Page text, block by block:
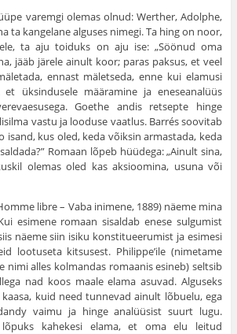
varemgi olemas olnud: Werther, Adolphe,
ta kangelane alguses nimegi. Ta hing on noor,
ta aju toiduks on aju ise: „Söönud oma
jääb järele ainult koor; paras paksus, et veel
ennast mäletseda, enne kui elamusi
üksindusele määramine ja eneseanalüüs
Goethe andis retsepte hinge
vastu ja looduse vaatlus. Barrés soovitab
isand, kus oled, keda võiksin armastada, keda
Romaan lõpeb hüüdega: „Ainult sina,
olemas oled kas aksioomina, usuna või
libre – Vaba inimene, 1889) näeme mina
esimene romaan sisaldab enese sulgumist
näeme siin isiku konstitueerumist ja esimesi
lootuseta kitsusest. Philippe’ile (nimetame
nimi alles kolmandas romaanis esineb) seltsib
nad koos maale elama asuvad. Alguseks
kuid need tunnevad ainult lõbuelu, ega
vaimu ja hinge analüüsist suurt lugu.
lõpuks kahekesi elama, et oma elu leitud